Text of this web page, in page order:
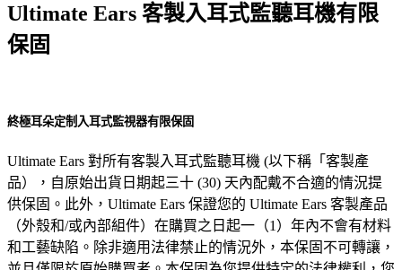
Ultimate Ears 客製入耳式監聽耳機有限
保固
終極耳朵定制入耳式監視器有限保固
Ultimate Ears 對所有客製入耳式監聽耳機 (以下稱「客製產
品），自原始出貨日期起三十 (30) 天內配戴不合適的情況提
供保固。此外，Ultimate Ears 保證您的 Ultimate Ears 客製產品
（外殼和/或內部組件）在購買之日起一（1）年內不會有材料
和工藝缺陷。除非適用法律禁止的情況外，本保固不可轉讓，